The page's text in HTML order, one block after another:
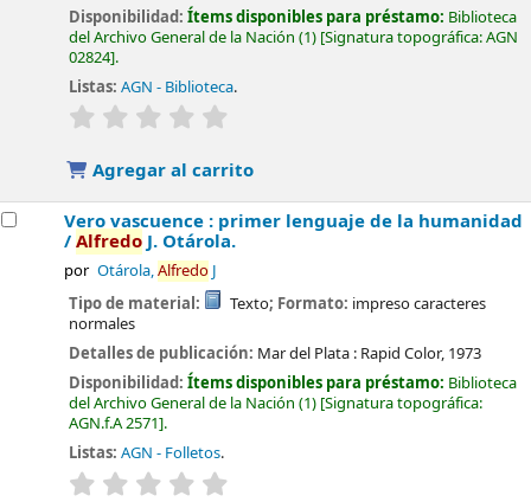
Disponibilidad:Ítems disponibles para préstamo: Biblioteca
del Archivo General de la Nación (1) Signatura topográfica:AGN
02824 .
Listas: AGN - Biblioteca.
valoración
Agregar al carrito
Vero vascuence : primer lenguaje de la humanidad
/Alfredo J. Otárola.
por Otárola,AlfredoJ
Tipo de material: Texto; Formato: impreso caracteres
normales
Detalles de publicación: Mar del Plata : Rapid Color, 1973
Disponibilidad:Ítems disponibles para préstamo: Biblioteca
del Archivo General de la Nación (1) Signatura topográfica:
AGN.f.A 2571 .
Listas: AGN - Folletos.
valoración